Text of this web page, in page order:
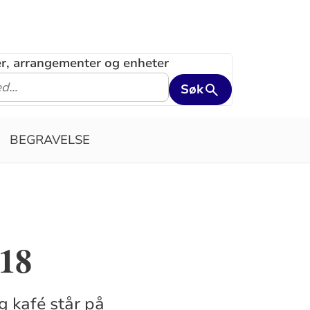
arrangementer og enheter
Søk
BEGRAVELSE
kafé står på